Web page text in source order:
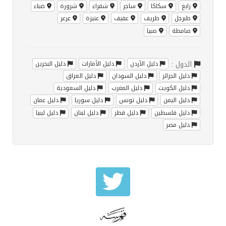
رابغ
سكاكا ساجر شقراء شرورة
ضباء
طبرجل
طريف عفيف عنيزة
عرعر
صامطة
صبيا
الدول : دليل الأردن دليل الأمارات
دليل البحرين
دليل الجزائر
دليل السودان
دليل العراق
دليل الكويت
دليل المغرب
دليل السعودية
دليل اليمن
دليل تونس دليل سوريا
دليل عمان
دليل فلسطين
دليل قطر دليل لبنان
دليل ليبيا
دليل مصر